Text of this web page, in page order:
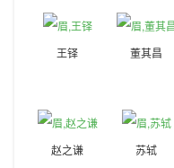
王铎 董其昌
赵之谦 苏轼